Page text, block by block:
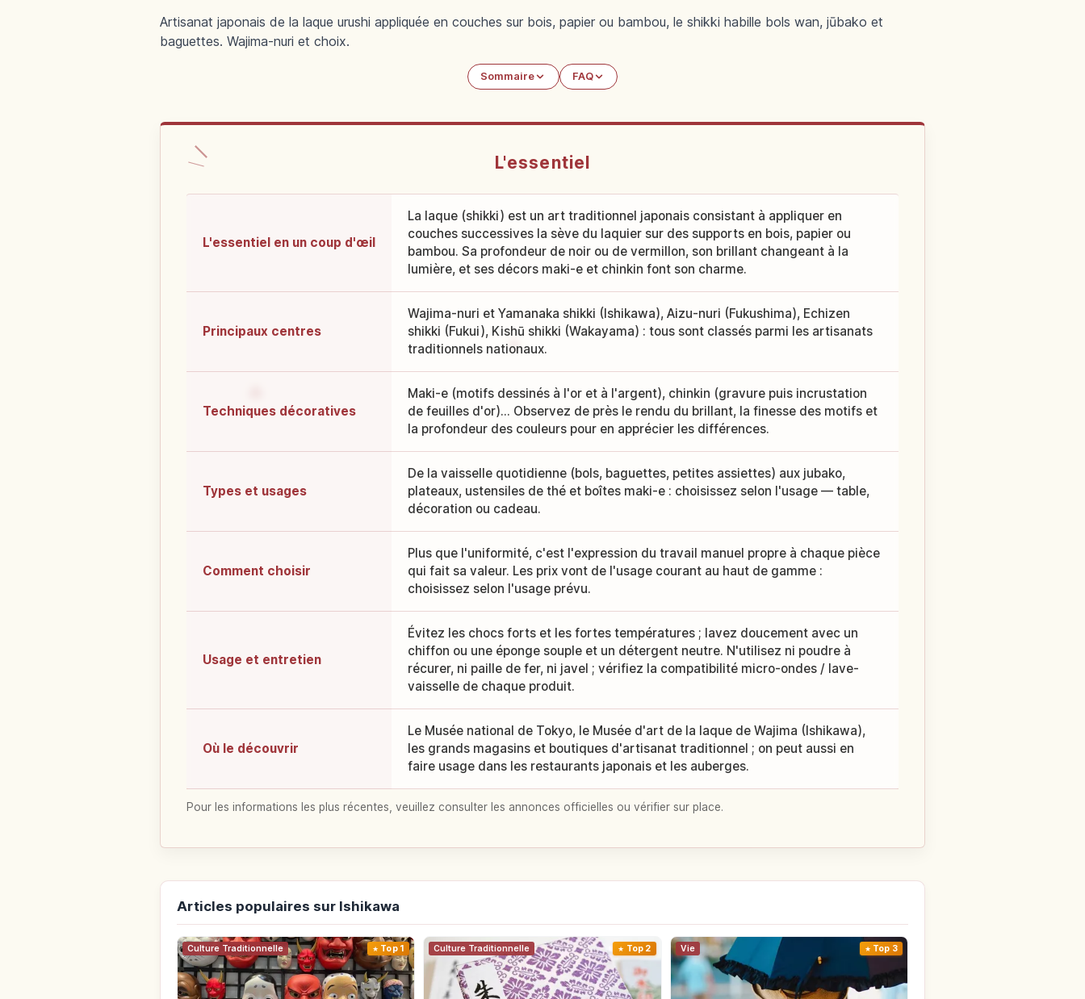
Artisanat japonais de la laque urushi appliquée en couches sur bois, papier ou bambou, le shikki habille bols wan, jūbako et
baguettes. Wajima-nuri et choix.
Sommaire FAQ
L'essentiel
L'essentiel en un coup d'œil
La laque (shikki) est un art traditionnel japonais consistant à appliquer en
couches successives la sève du laquier sur des supports en bois, papier ou
bambou. Sa profondeur de noir ou de vermillon, son brillant changeant à la
lumière, et ses décors maki-e et chinkin font son charme.
Principaux centres
Wajima-nuri et Yamanaka shikki (Ishikawa), Aizu-nuri (Fukushima), Echizen
shikki (Fukui), Kishū shikki (Wakayama) : tous sont classés parmi les artisanats
traditionnels nationaux.
Techniques décoratives
Maki-e (motifs dessinés à l'or et à l'argent), chinkin (gravure puis incrustation
de feuilles d'or)... Observez de près le rendu du brillant, la finesse des motifs et
la profondeur des couleurs pour en apprécier les différences.
Types et usages
De la vaisselle quotidienne (bols, baguettes, petites assiettes) aux jubako,
plateaux, ustensiles de thé et boîtes maki-e : choisissez selon l'usage — table,
décoration ou cadeau.
Comment choisir
Plus que l'uniformité, c'est l'expression du travail manuel propre à chaque pièce
qui fait sa valeur. Les prix vont de l'usage courant au haut de gamme :
choisissez selon l'usage prévu.
Usage et entretien
Évitez les chocs forts et les fortes températures ; lavez doucement avec un
chiffon ou une éponge souple et un détergent neutre. N'utilisez ni poudre à
récurer, ni paille de fer, ni javel ; vérifiez la compatibilité micro-ondes / lave-
vaisselle de chaque produit.
Où le découvrir
Le Musée national de Tokyo, le Musée d'art de la laque de Wajima (Ishikawa),
les grands magasins et boutiques d'artisanat traditionnel ; on peut aussi en
faire usage dans les restaurants japonais et les auberges.
Pour les informations les plus récentes, veuillez consulter les annonces officielles ou vérifier sur place.
Articles populaires sur Ishikawa
Culture Traditionnelle Top 1 Culture Traditionnelle Top 2 Vie Top 3